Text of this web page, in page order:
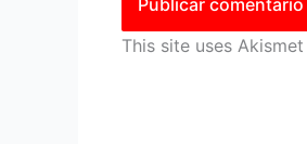
This site uses